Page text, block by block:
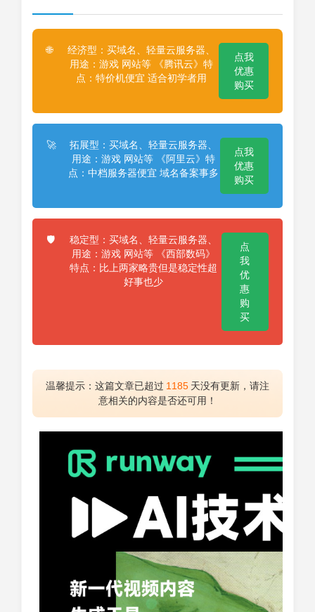
🌐
经济型：买域名、轻量云服务器、
用途：游戏 网站等 《腾讯云》特
点：特价机便宜 适合初学者用
点我
优惠
购买
🚀
拓展型：买域名、轻量云服务器、
用途：游戏 网站等 《阿里云》特
点：中档服务器便宜 域名备案事多
点我
优惠
购买
🛡️
稳定型：买域名、轻量云服务器、
用途：游戏 网站等 《西部数码》
特点：比上两家略贵但是稳定性超
好事也少
点
我
优
惠
购
买
温馨提示：这篇文章已超过 1185 天没有更新，请注
意相关的内容是否还可用！